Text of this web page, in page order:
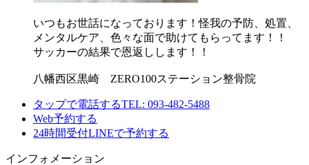
いつもお世話になっております！怪我の予防、処置、
メンタルケア、色々な面で助けてもらってます！！
サッカーの結果で恩返しします！！
八幡西区黒崎 ZERO100ステーション整骨院
タップで電話するTEL: 093-482-5488
Web予約する
24時間受付LINEで予約する
インフォメーション